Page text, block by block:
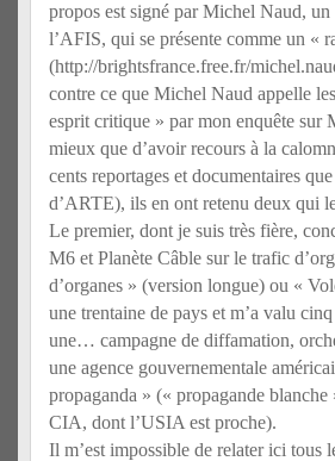
propos est signé par Michel Naud,
l’AFIS, qui se présente comme un
(http://brightsfrance.free.fr/
contre ce que Michel Naud appelle
esprit critique » par mon enquête sur
mieux que d’avoir recours à la
cents reportages et documentaires
d’ARTE), ils en ont retenu deux qui
Le premier, dont je suis très fière,
M6 et Planète Câble sur le trafic
d’organes » (version longue) ou «
une trentaine de pays et m’a valu
une… campagne de diffamation,
une agence gouvernementale
propaganda » (« propagande
CIA, dont l’USIA est proche).
Il m’est impossible de relater ici tous